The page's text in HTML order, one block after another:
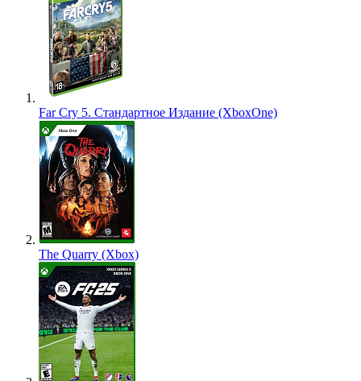
Far Cry 5. Стандартное Издание (XboxOne)
The Quarry (Xbox)